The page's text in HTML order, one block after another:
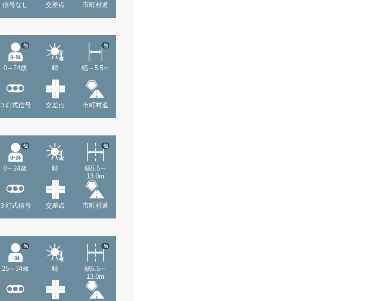
信号なし 交差点 市町村道
0～24歳
他
晴 幅～5.5m
他
３灯式信号 交差点 市町村道
0～24歳
他
晴
幅5.5～
13.0m
他
３灯式信号 交差点 市町村道
25～34歳
他
晴
幅5.5～
13.0m
他